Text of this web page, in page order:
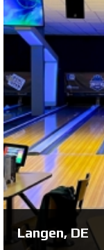
Reinbek, DE
Bekijk project ...
Langen, DE